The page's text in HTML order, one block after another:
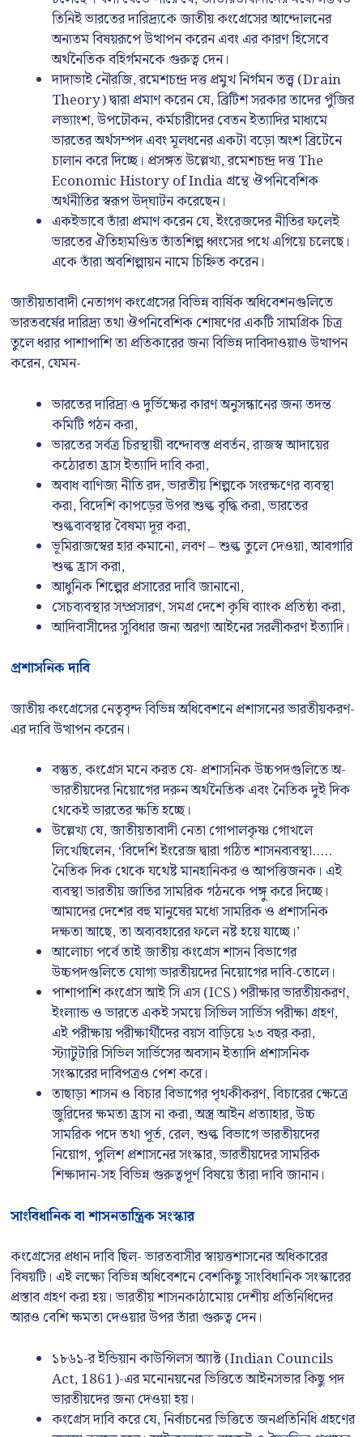
তিনিই ভারতের দারিদ্র্যকে জাতীয় কংগ্রেসের আন্দোলনের
অন্যতম বিষয়রূপে উত্থাপন করেন এবং এর কারণ হিসেবে
অর্থনৈতিক বহির্গমনকে গুরুত্ব দেন।
দাদাভাই নৌরজি, রমেশচন্দ্র দত্ত প্রমুখ নির্গমন তত্ত্ব (Drain
Theory) দ্বারা প্রমাণ করেন যে, ব্রিটিশ সরকার তাদের পুঁজির
লভ্যাংশ, উপঢৌকন, কর্মচারীদের বেতন ইত্যাদির মাধ্যমে
ভারতের অর্থসম্পদ এবং মূলধনের একটা বড়ো অংশ ব্রিটেনে
চালান করে দিচ্ছে। প্রসঙ্গত উল্লেখ্য, রমেশচন্দ্র দত্ত The
Economic History of India গ্রন্থে ঔপনিবেশিক
অর্থনীতির স্বরূপ উদ্‌ঘাটন করেছেন।
একইভাবে তাঁরা প্রমাণ করেন যে, ইংরেজদের নীতির ফলেই
ভারতের ঐতিহ্যমণ্ডিত তাঁতশিল্প ধ্বংসের পথে এগিয়ে চলেছে।
একে তাঁরা অবশিল্পায়ন নামে চিহ্নিত করেন।
জাতীয়তাবাদী নেতাগণ কংগ্রেসের বিভিন্ন বার্ষিক অধিবেশনগুলিতে
ভারতবর্ষের দারিদ্র্য তথা ঔপনিবেশিক শোষণের একটি সামগ্রিক চিত্র
তুলে ধরার পাশাপাশি তা প্রতিকারের জন্য বিভিন্ন দাবিদাওয়াও উত্থাপন
করেন, যেমন-
ভারতের দারিদ্র্য ও দুর্ভিক্ষের কারণ অনুসন্ধানের জন্য তদন্ত
কমিটি গঠন করা,
ভারতের সর্বত্র চিরস্থায়ী বন্দোবস্ত প্রবর্তন, রাজস্ব আদায়ের
কঠোরতা হ্রাস ইত্যাদি দাবি করা,
অবাধ বাণিজ্য নীতি রদ, ভারতীয় শিল্পকে সংরক্ষণের ব্যবস্থা
করা, বিদেশি কাপড়ের উপর শুল্ক বৃদ্ধি করা, ভারতের
শুল্কব্যবস্থার বৈষম্য দূর করা,
ভূমিরাজস্বের হার কমানো, লবণ – শুল্ক তুলে দেওয়া, আবগারি
শুল্ক হ্রাস করা,
আধুনিক শিল্পের প্রসারের দাবি জানানো,
সেচব্যবস্থার সম্প্রসারণ, সমগ্র দেশে কৃষি ব্যাংক প্রতিষ্ঠা করা,
আদিবাসীদের সুবিধার জন্য অরণ্য আইনের সরলীকরণ ইত্যাদি।
প্রশাসনিক দাবি
জাতীয় কংগ্রেসের নেতৃবৃন্দ বিভিন্ন অধিবেশনে প্রশাসনের ভারতীয়করণ-
এর দাবি উত্থাপন করেন।
বস্তুত, কংগ্রেস মনে করত যে- প্রশাসনিক উচ্চপদগুলিতে অ-
ভারতীয়দের নিয়োগের দরুন অর্থনৈতিক এবং নৈতিক দুই দিক
থেকেই ভারতের ক্ষতি হচ্ছে।
উল্লেখ্য যে, জাতীয়তাবাদী নেতা গোপালকৃষ্ণ গোখলে
লিখেছিলেন, ‘বিদেশি ইংরেজ দ্বারা গঠিত শাসনব্যবস্থা…..
নৈতিক দিক থেকে যথেষ্ট মানহানিকর ও আপত্তিজনক। এই
ব্যবস্থা ভারতীয় জাতির সামরিক গঠনকে পঙ্গু করে দিচ্ছে।
আমাদের দেশের বহু মানুষের মধ্যে সামরিক ও প্রশাসনিক
দক্ষতা আছে, তা অব্যবহারের ফলে নষ্ট হয়ে যাচ্ছে।’
আলোচ্য পর্বে তাই জাতীয় কংগ্রেস শাসন বিভাগের
উচ্চপদগুলিতে যোগ্য ভারতীয়দের নিয়োগের দাবি-তোলে।
পাশাপাশি কংগ্রেস আই সি এস (ICS) পরীক্ষার ভারতীয়করণ,
ইংল্যান্ড ও ভারতে একই সময়ে সিভিল সার্ভিস পরীক্ষা গ্রহণ,
এই পরীক্ষায় পরীক্ষার্থীদের বয়স বাড়িয়ে ২৩ বছর করা,
স্ট্যাটুটারি সিভিল সার্ভিসের অবসান ইত্যাদি প্রশাসনিক
সংস্কারের দাবিপত্রও পেশ করে।
তাছাড়া শাসন ও বিচার বিভাগের পৃথকীকরণ, বিচারের ক্ষেত্রে
জুরিদের ক্ষমতা হ্রাস না করা, অস্ত্র আইন প্রত্যাহার, উচ্চ
সামরিক পদে তথা পূর্ত, রেল, শুল্ক বিভাগে ভারতীয়দের
নিয়োগ, পুলিশ প্রশাসনের সংস্কার, ভারতীয়দের সামরিক
শিক্ষাদান-সহ বিভিন্ন গুরুত্বপূর্ণ বিষয়ে তাঁরা দাবি জানান।
সাংবিধানিক বা শাসনতান্ত্রিক সংস্কার
কংগ্রেসের প্রধান দাবি ছিল- ভারতবাসীর স্বায়ত্তশাসনের অধিকারের
বিষয়টি। এই লক্ষ্যে বিভিন্ন অধিবেশনে বেশকিছু সাংবিধানিক সংস্কারের
প্রস্তাব গ্রহণ করা হয়। ভারতীয় শাসনকাঠামোয় দেশীয় প্রতিনিধিদের
আরও বেশি ক্ষমতা দেওয়ার উপর তাঁরা গুরুত্ব দেন।
১৮৬১-র ইন্ডিয়ান কাউন্সিলস অ্যাক্ট (Indian Councils
Act, 1861)-এর মনোনয়নের ভিত্তিতে আইনসভার কিছু পদ
ভারতীয়দের জন্য দেওয়া হয়।
কংগ্রেস দাবি করে যে, নির্বাচনের ভিত্তিতে জনপ্রতিনিধি গ্রহণের